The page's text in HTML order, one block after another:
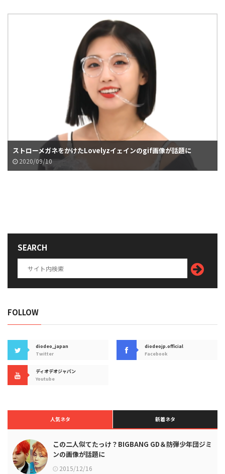
ストローメガネをかけたLovelyzイェインのgif画像が話題に
2020/09/10
SEARCH
FOLLOW
diodeo_japan
Twitter
diodeojp.official
Facebook
ディオデオジャパン
Youtube
人気ネタ 新着ネタ
この二人似てたっけ？BIGBANG GD＆防弾少年団ジミ
ンの画像が話題に
2015/12/16